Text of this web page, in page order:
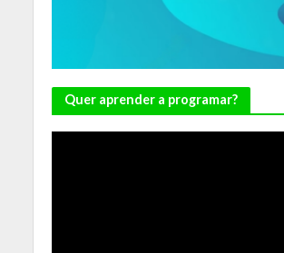
Quer aprender a programar?